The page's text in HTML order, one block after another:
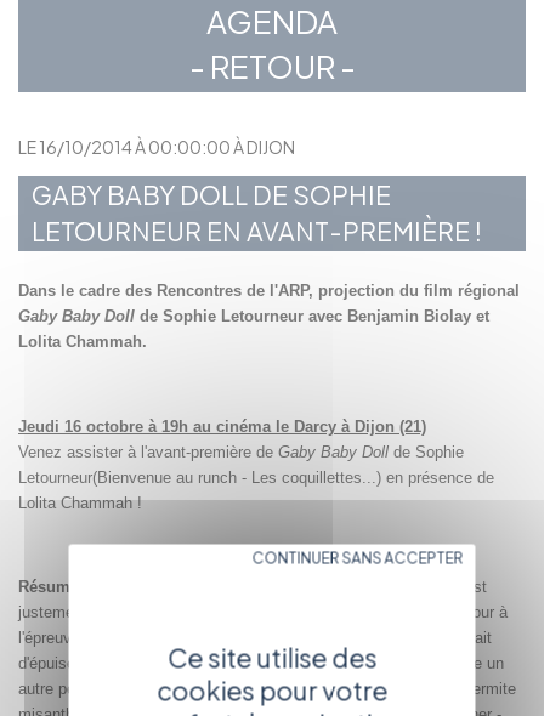
AGENDA
- RETOUR -
LE 16/10/2014 À 00:00:00 À DIJON
GABY BABY DOLL DE SOPHIE
LETOURNEUR EN AVANT-PREMIÈRE !
Dans le cadre des Rencontres de l'ARP, projection du film régional
Gaby Baby Doll de Sophie Letourneur avec Benjamin Biolay et
Lolita Chammah.
Jeudi 16 octobre à 19h au cinéma le Darcy à Dijon (21)
Venez assister à l'avant-première de Gaby Baby Doll de Sophie
Letourneur(Bienvenue au runch - Les coquillettes...) en présence de
Lolita Chammah !
Résumé :
Gaby, on ne devrait pas la laisser seule la nuit. Or, c'est
justement ce que fait Vincent, son petit ami, pour mettre son amour à
l'épreuve. Elle a pourtant du mal à contrarier sa nature et, a vite fait
d'épuiser la patience des gars du village. Mais cette histoire abrite un
autre personnage: Nicolas, gardien du château, et c'est vers cet ermite
Ce site utilise des
cookies pour votre
CONTINUER SANS ACCEPTER